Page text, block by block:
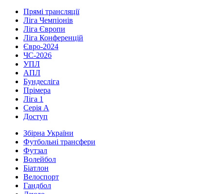
Прямі трансляції
Ліга Чемпіонів
Ліга Європи
Ліга Конференцій
Євро-2024
ЧС-2026
УПЛ
АПЛ
Бундесліга
Прімера
Ліга 1
Серія А
Доступ
Збірна України
Футбольні трансфери
Футзал
Волейбол
Біатлон
Велоспорт
Гандбол